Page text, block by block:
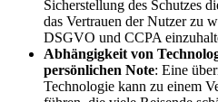
Sicherstellung des Schutzes
das Vertrauen der Nutzer zu
DSGVO und CCPA
Abhängigkeit von
persönlichen Note: Eine
Technologie kann zu einem